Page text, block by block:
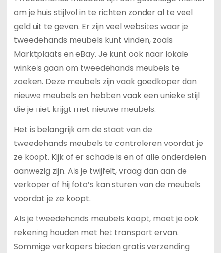
om je huis stijlvol in te richten zonder al te veel
geld uit te geven. Er zijn veel websites waar je
tweedehands meubels kunt vinden, zoals
Marktplaats en eBay. Je kunt ook naar lokale
winkels gaan om tweedehands meubels te
zoeken. Deze meubels zijn vaak goedkoper dan
nieuwe meubels en hebben vaak een unieke stijl
die je niet krijgt met nieuwe meubels.
Het is belangrijk om de staat van de
tweedehands meubels te controleren voordat je
ze koopt. Kijk of er schade is en of alle onderdelen
aanwezig zijn. Als je twijfelt, vraag dan aan de
verkoper of hij foto’s kan sturen van de meubels
voordat je ze koopt.
Als je tweedehands meubels koopt, moet je ook
rekening houden met het transport ervan.
Sommige verkopers bieden gratis verzending